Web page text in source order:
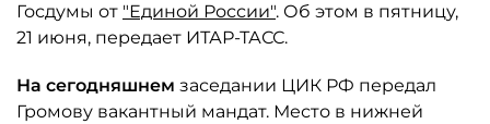
Госдумы от "Единой России". Об этом в пятницу,
21 июня, передает ИТАР-ТАСС.
На сегодняшнем заседании ЦИК РФ передал
Громову вакантный мандат. Место в нижней